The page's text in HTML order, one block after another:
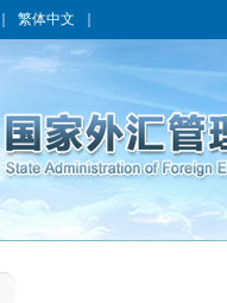
繁体中文